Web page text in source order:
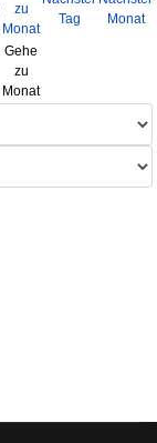
Gehe
zu
Monat